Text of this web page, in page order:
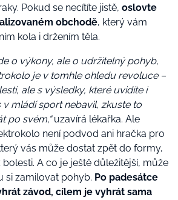
Pokud se necítíte jistě, oslovte
obchodě, který vám
kola i držením těla.
o výkony, ale o udržitelný pohyb,
je v tomhle ohledu revoluce –
ale s výsledky, které uvidíte i
v mládí sport nebavil, zkuste to
po svém,“uzavírá lékařka. Ale
není podvod ani hračka pro
vás může dostat zpět do formy,
A co je ještě důležitější, může
si zamilovat pohyb. Po padesátce
závod, cílem je vyhrát sama